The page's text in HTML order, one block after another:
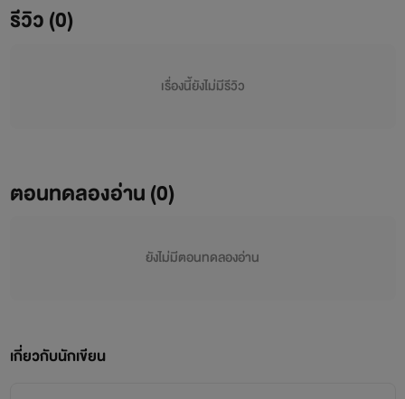
รีวิว (0)
เรื่องนี้ยังไม่มีรีวิว
ตอนทดลองอ่าน (0)
ยังไม่มีตอนทดลองอ่าน
เกี่ยวกับนักเขียน